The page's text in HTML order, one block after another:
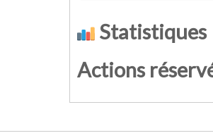
Statistiques
Actions